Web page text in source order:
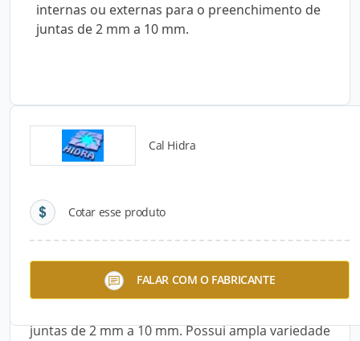
internas ou externas para o preenchimento de
juntas de 2 mm a 10 mm.
Cal Hidra
Cotar esse produto
FALAR COM O FABRICANTE
Detalhes do produto
Descrição do Produto
O Rejuntamento Hidra, da Cal Hidra, disponível
em saco com 1 kg, pode ser aplicado em áreas
juntas de 2 mm a 10 mm. Possui ampla variedade